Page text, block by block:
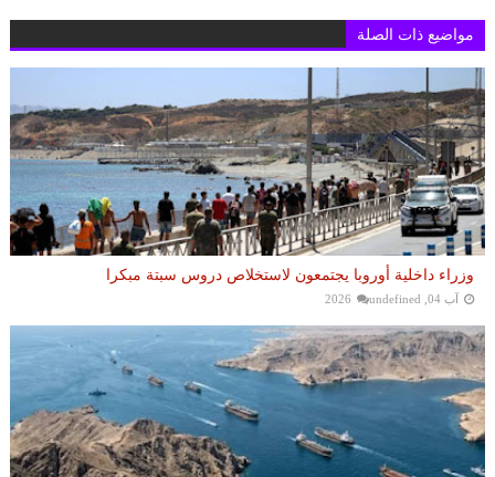
مواضيع ذات الصلة
وزراء داخلية أوروبا يجتمعون لاستخلاص دروس سبتة مبكرا
آب 04, 2026 undefined